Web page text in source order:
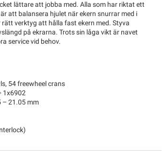
lättare att jobba med. Alla som har riktat ett
att balansera hjulet när ekern snurrar med i
verktyg att hålla fast ekern med. Styva
på ekrarna. Trots sin låga vikt är navet
service vid behov.
54 freewheel crans
1x6902
– 21.05 mm